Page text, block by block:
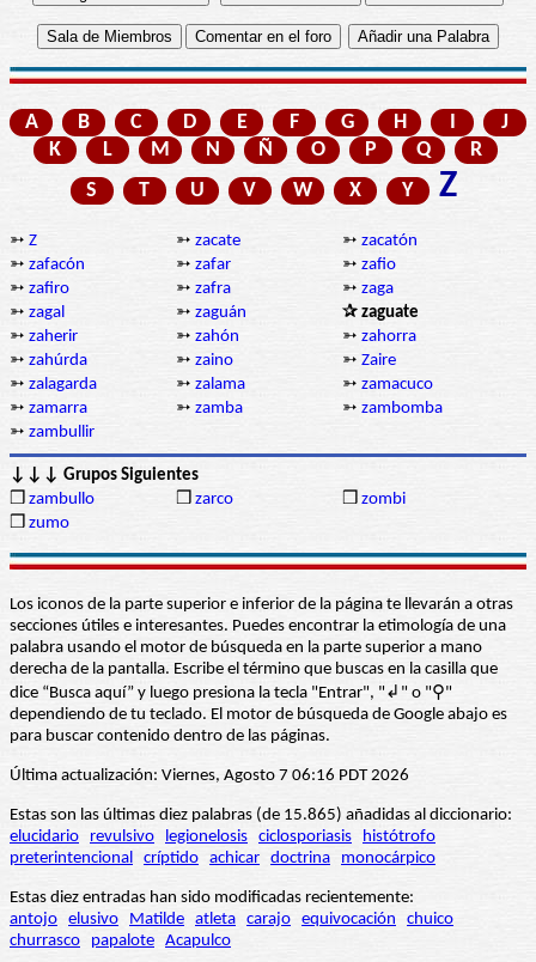
A B C D E F G H I
J
K
L M N Ñ O P Q
R
S
T U V W X Y Z
➳ Z ➳ zacate ➳ zacatón
➳ zafacón ➳ zafar ➳ zafio
➳ zafiro ➳ zafra ➳ zaga
➳ zagal ➳ zaguán
✰ zaguate
➳ zaherir ➳ zahón ➳ zahorra
➳ zahúrda ➳ zaino ➳ Zaire
➳ zalagarda ➳ zalama ➳ zamacuco
➳ zamarra ➳ zamba ➳ zambomba
➳ zambullir
↓↓↓ Grupos Siguientes
❒ zambullo ❒ zarco ❒ zombi
❒ zumo
Los iconos de la parte superior e inferior de la página te llevarán a otras
secciones útiles e interesantes. Puedes encontrar la etimología de una
palabra usando el motor de búsqueda en la parte superior a mano
derecha de la pantalla. Escribe el término que buscas en la casilla que
dice “Busca aquí” y luego presiona la tecla "Entrar", "↲" o "⚲"
dependiendo de tu teclado. El motor de búsqueda de Google abajo es
para buscar contenido dentro de las páginas.
Última actualización: Viernes, Agosto 7 06:16 PDT 2026
Estas son las últimas diez palabras (de 15.865) añadidas al diccionario:
elucidario
revulsivo legionelosis ciclosporiasis
histótrofo
preterintencional críptido achicar doctrina monocárpico
Estas diez entradas han sido modificadas recientemente:
antojo elusivo Matilde atleta carajo equivocación
chuico
churrasco
papalote Acapulco